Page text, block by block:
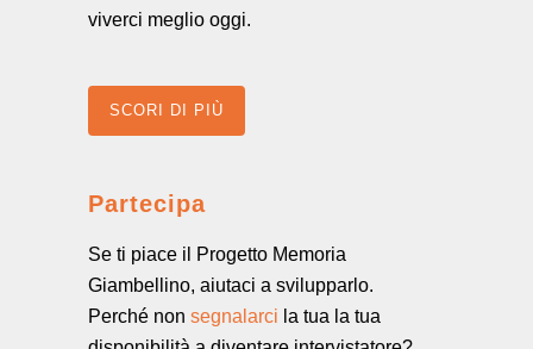
viverci meglio oggi.
SCORI DI PIÙ
Partecipa
Se ti piace il Progetto Memoria
Giambellino, aiutaci a svilupparlo.
Perché non segnalarci la tua la tua